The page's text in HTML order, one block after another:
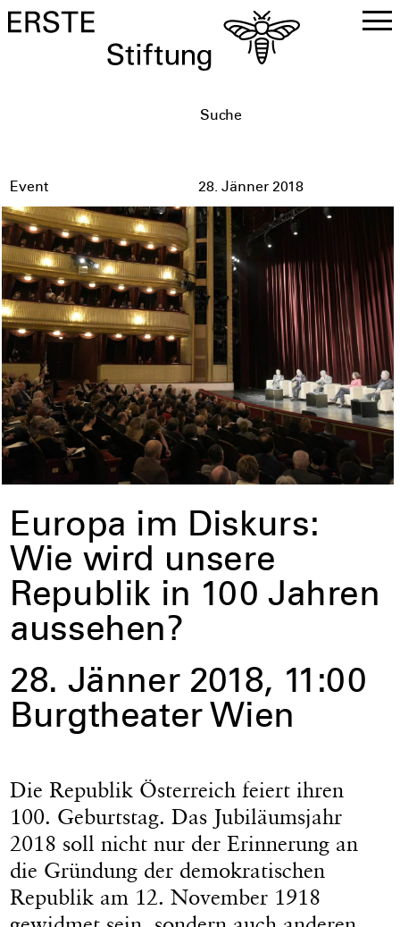
Event 28. Jänner 2018
Europa im Diskurs:
Wie wird unsere
Republik in 100 Jahren
aussehen?
28. Jänner 2018, 11:00
Burgtheater Wien
Die Republik Österreich feiert ihren
100. Geburtstag. Das Jubiläumsjahr
2018 soll nicht nur der Erinnerung an
die Gründung der demokratischen
Republik am 12. November 1918